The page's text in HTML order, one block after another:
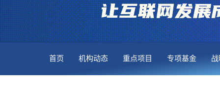
首页 机构动态 重点项目 专项基金